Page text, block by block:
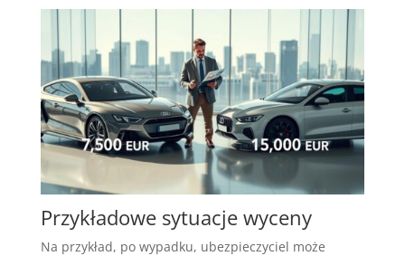
Przykładowe sytuacje wyceny
Na przykład, po wypadku, ubezpieczyciel może